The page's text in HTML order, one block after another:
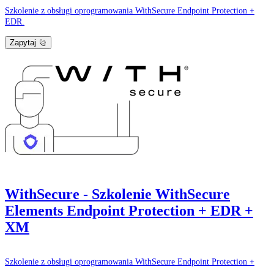
Szkolenie z obsługi oprogramowania WithSecure Endpoint Protection +
EDR.
Zapytaj
WithSecure - Szkolenie WithSecure
Elements Endpoint Protection + EDR +
XM
Szkolenie z obsługi oprogramowania WithSecure Endpoint Protection +